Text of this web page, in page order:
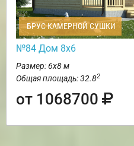
БРУС КАМЕРНОЙ СУШКИ
№84 Дом 8х6
Размер: 6х8 м
Общая площадь: 32.82
от 1068700